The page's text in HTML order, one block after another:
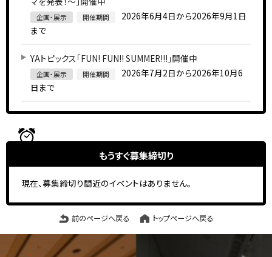
企画・展示 開催期間
2026年6月4日から2026年9月1日
まで
YAトピックス「FUN! FUN!! SUMMER!!!」開催中
企画・展示 開催期間
2026年7月2日から2026年10月6
日まで
もうすぐ募集締切り
現在、募集締切り間近のイベントはありません。
前のページへ戻る トップページへ戻る